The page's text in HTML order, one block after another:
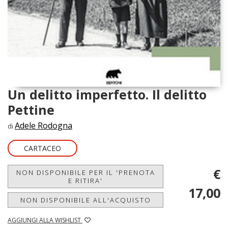
Un delitto imperfetto. Il delitto
Pettine
di Adele Rodogna
CARTACEO
NON DISPONIBILE PER IL 'PRENOTA
E RITIRA'
NON DISPONIBILE ALL'ACQUISTO
AGGIUNGI ALLA WISHLIST
€
17,00